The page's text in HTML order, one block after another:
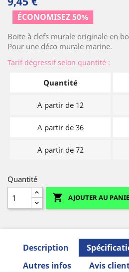
ÉCONOMISEZ 50%
Boite à clefs murale originale en
Pour une déco murale marine.
Tarif dégressif selon quantité :
Quantité
A partir de 12
A partir de 36
A partir de 72
Quantité
 AJOUTER AU
Description
Autres infos
Avis